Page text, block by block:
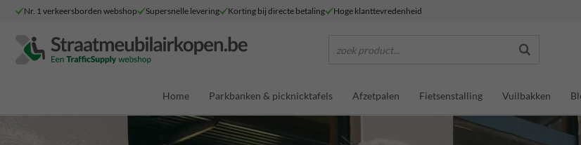
Nr. 1 verkeersborden webshop Supersnelle levering Korting bij directe betaling Hoge klanttevredenheid
zoek product...
Home Parkbanken & picknicktafels Afzetpalen Fietsenstalling Vuilbakken